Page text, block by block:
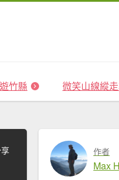
竹縣 微笑山線縱
作者
Max